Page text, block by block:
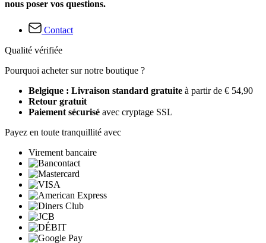
nous poser vos questions.
Contact
Qualité vérifiée
Pourquoi acheter sur notre boutique ?
Belgique : Livraison standard gratuite à partir de € 54,90
Retour gratuit
Paiement sécurisé avec cryptage SSL
Payez en toute tranquillité avec
Virement bancaire